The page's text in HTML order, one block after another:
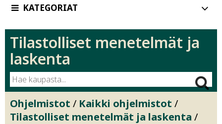
KATEGORIAT
Kategoria:
Tilastolliset menetelmät ja
laskenta
Ohjelmistot / Kaikki ohjelmistot /
Tilastolliset menetelmät ja laskenta /